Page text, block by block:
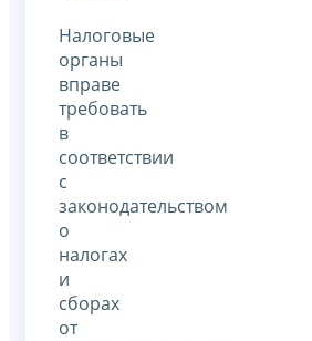
Налоговые
органы
вправе
требовать
в
соответствии
с
законодательством
о
налогах
и
сборах
от